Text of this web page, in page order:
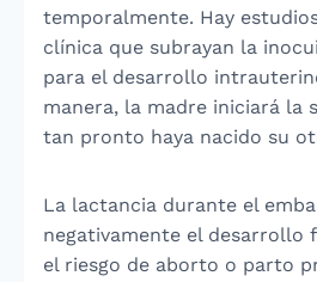
temporalmente. Hay
clínica que subrayan la
para el desarrollo
manera, la madre iniciará la
tan pronto haya nacido su
La lactancia durante el
negativamente el desarrollo
el riesgo de aborto o parto